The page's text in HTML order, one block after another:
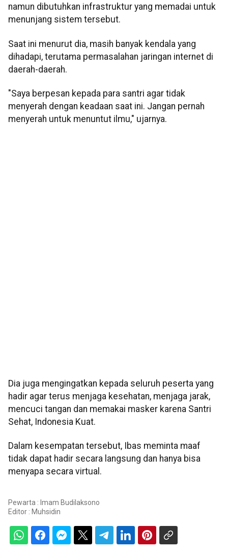
namun dibutuhkan infrastruktur yang memadai untuk
menunjang sistem tersebut.
Saat ini menurut dia, masih banyak kendala yang
dihadapi, terutama permasalahan jaringan internet di
daerah-daerah.
"Saya berpesan kepada para santri agar tidak
menyerah dengan keadaan saat ini. Jangan pernah
menyerah untuk menuntut ilmu," ujarnya.
Dia juga mengingatkan kepada seluruh peserta yang
hadir agar terus menjaga kesehatan, menjaga jarak,
mencuci tangan dan memakai masker karena Santri
Sehat, Indonesia Kuat.
Dalam kesempatan tersebut, Ibas meminta maaf
tidak dapat hadir secara langsung dan hanya bisa
menyapa secara virtual.
Pewarta : Imam Budilaksono
Editor : Muhsidin